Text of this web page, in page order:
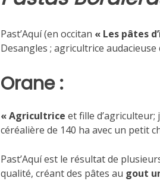
Past’Aquí (en occitan « Les pâtes
Desangles ; agricultrice
Orane :
« Agricultrice et fille
céréalière de 140 ha avec un petit
Past’Aquí est le résultat de
qualité, créant des pâtes au gout